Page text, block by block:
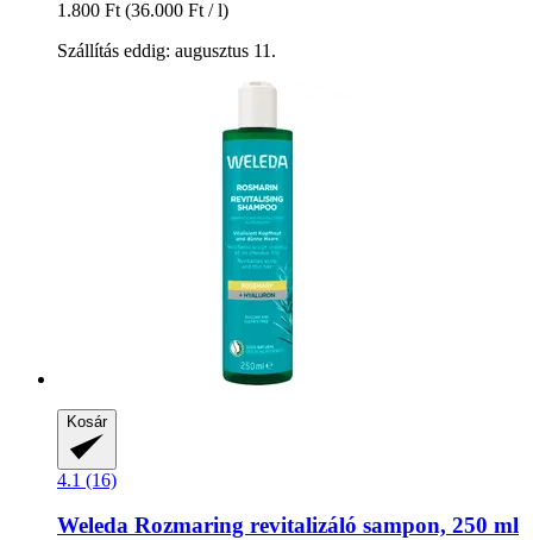
1.800 Ft (36.000 Ft / l)
Szállítás eddig: augusztus 11.
Kosár
4.1 (16)
Weleda Rozmaring revitalizáló sampon, 250 ml